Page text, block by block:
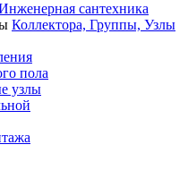
сантехника
Коллектора, Группы, Узлы
пола
узлы